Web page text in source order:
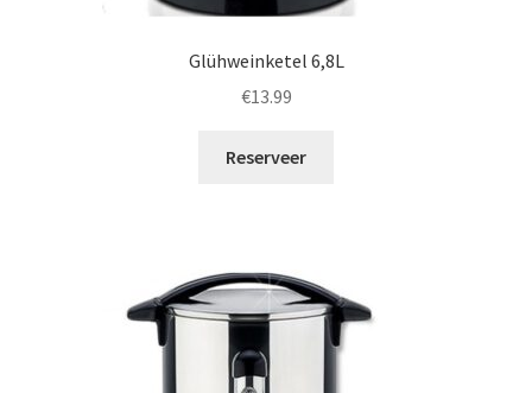
Glühweinketel 6,8L
€13.99
Reserveer